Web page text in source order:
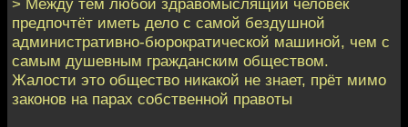
> Между тем любой здравомыслящий человек
предпочтёт иметь дело с самой бездушной
административно-бюрократической машиной, чем с
самым душевным гражданским обществом.
Жалости это общество никакой не знает, прёт мимо
законов на парах собственной правоты